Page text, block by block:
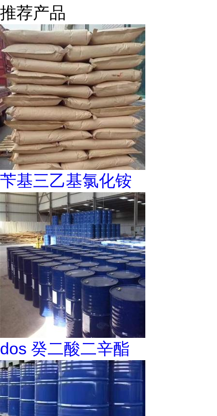
推荐产品
苄基三乙基氯化铵
dos 癸二酸二辛酯